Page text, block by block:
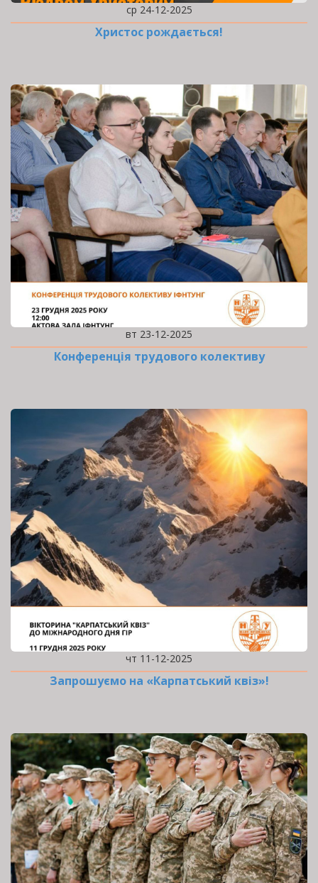
ср 24-12-2025
Христос рождається!
вт 23-12-2025
Конференція трудового колективу
чт 11-12-2025
Запрошуємо на «Карпатський квіз»!